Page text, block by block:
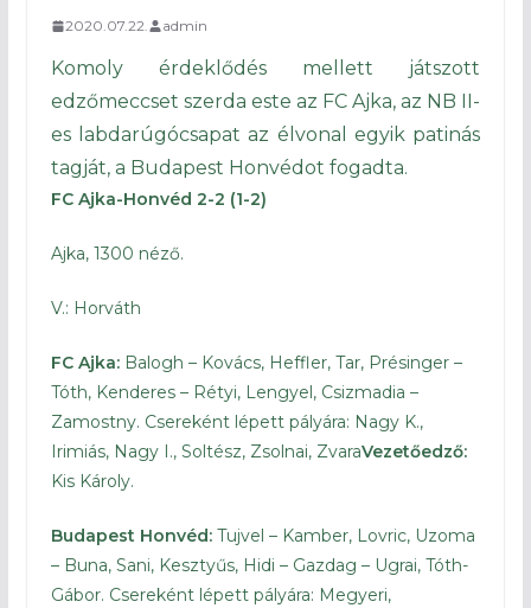
2020.07.22. admin
Komoly érdeklődés mellett játszott
edzőmeccset szerda este az FC Ajka, az NB II-
es labdarúgócsapat az élvonal egyik patinás
tagját, a Budapest Honvédot fogadta.
FC Ajka-Honvéd 2-2 (1-2)
Ajka, 1300 néző.
V.: Horváth
FC Ajka:Balogh – Kovács, Heffler, Tar, Présinger –
Tóth, Kenderes – Rétyi, Lengyel, Csizmadia –
Zamostny. Csereként lépett pályára: Nagy K.,
Irimiás, Nagy I., Soltész, Zsolnai, ZvaraVezetőedző:
Kis Károly.
Budapest Honvéd:Tujvel – Kamber, Lovric, Uzoma
– Buna, Sani, Kesztyűs, Hidi – Gazdag – Ugrai, Tóth-
Gábor. Csereként lépett pályára: Megyeri,